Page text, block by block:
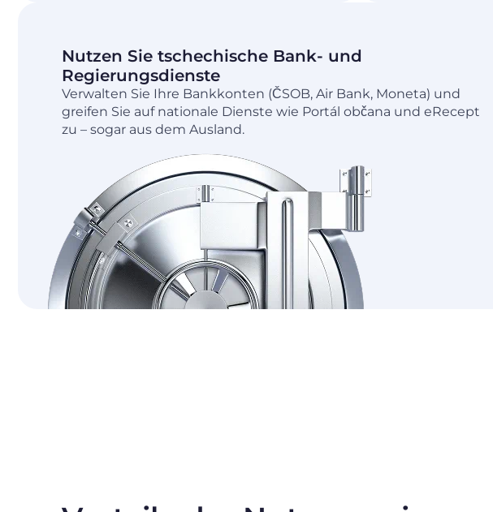
Nutzen Sie tschechische Bank- und
Regierungsdienste
Verwalten Sie Ihre Bankkonten (ČSOB, Air Bank, Moneta) und
greifen Sie auf nationale Dienste wie Portál občana und eRecept
zu – sogar aus dem Ausland.